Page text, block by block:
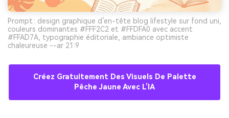
Prompt : design graphique d’en-tête blog lifestyle sur fond uni,
couleurs dominantes #FFF2C2 et #FFDFA0 avec accent
#FFAD7A, typographie éditoriale, ambiance optimiste
chaleureuse --ar 21:9
Créez Gratuitement Des Visuels De Palette
Pêche Jaune Avec L’IA